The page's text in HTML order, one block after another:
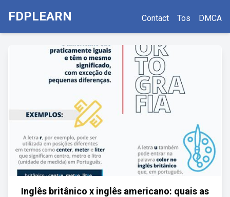
FDPLEARN Contact Tos DMCA
Inglês britânico x inglês americano: quais as